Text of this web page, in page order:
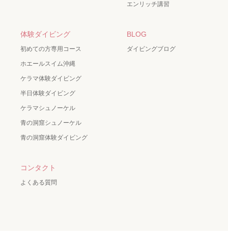
エンリッチ講習
体験ダイビング
初めての方専用コース
ホエールスイム沖縄
ケラマ体験ダイビング
半日体験ダイビング
ケラマシュノーケル
青の洞窟シュノーケル
青の洞窟体験ダイビング
BLOG
ダイビングブログ
コンタクト
よくある質問